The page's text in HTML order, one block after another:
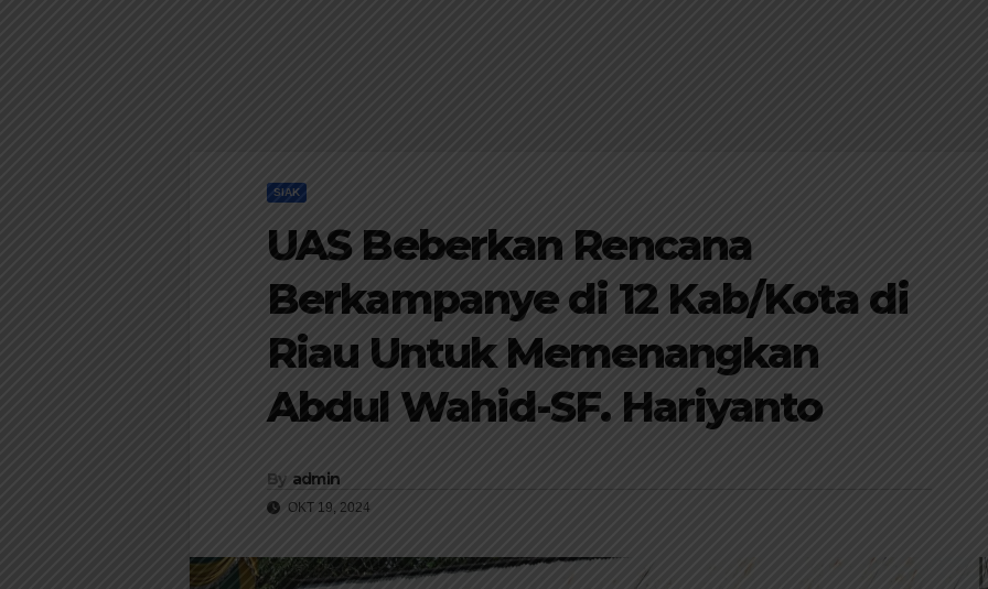
SIAK
UAS Beberkan Rencana
Berkampanye di 12 Kab/Kota di
Riau Untuk Memenangkan
Abdul Wahid-SF. Hariyanto
By admin
OKT 19, 2024